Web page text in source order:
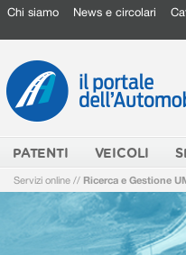
Chi siamo News e circolari
PATENTI VEICOLI
Servizi online // Ricerca e Gestione